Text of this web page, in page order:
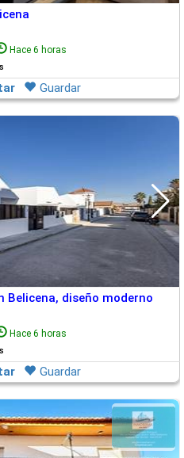
Hace 6 horas
Guardar
Belicena, diseño moderno
Hace 6 horas
Guardar